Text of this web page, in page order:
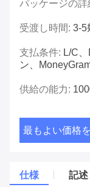
パッケージの詳
受渡し時間: 3-5
支払条件: L/C
ン、
供給の能力:
最もよい価格
仕様 記述